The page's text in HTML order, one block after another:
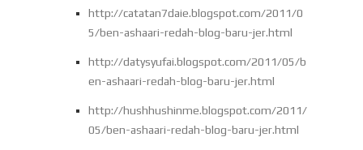
http://catatan7daie.blogspot.com/2011/0
5/ben-ashaari-redah-blog-baru-jer.html
http://datysyufai.blogspot.com/2011/05/b
en-ashaari-redah-blog-baru-jer.html
http://hushhushinme.blogspot.com/2011/
05/ben-ashaari-redah-blog-baru-jer.html